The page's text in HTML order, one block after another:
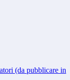
(da pubblicare in